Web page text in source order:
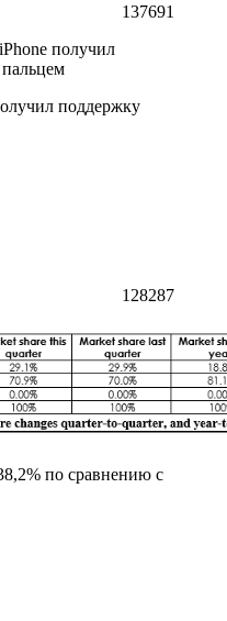
137691
поддержку
128287
по сравнению с